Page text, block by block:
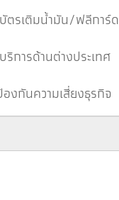
ตรเติมน้ำมัน/ฟลีการ์ด
ริการด้านต่างประเทศ
งกันความเสี่ยงธุรกิจ